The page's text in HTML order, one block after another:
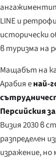
LINE и
исторически
в туризма на
Мащабът на
Арабия енай-
Персийския
Визия 2030 в
разпределен
изражение,